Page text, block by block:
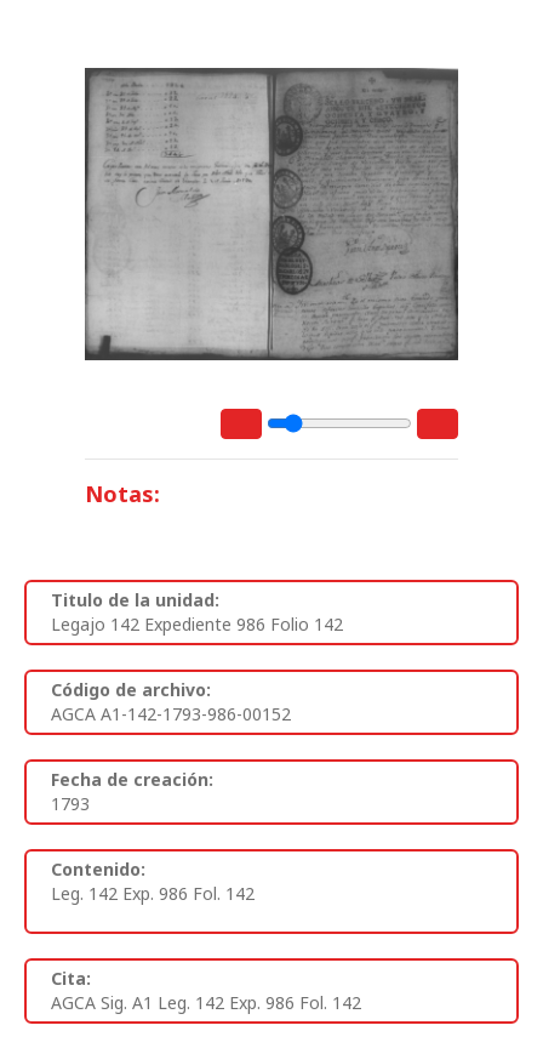
Notas:
Titulo de la unidad:
Legajo 142 Expediente 986 Folio 142
Código de archivo:
AGCA A1-142-1793-986-00152
Fecha de creación:
1793
Contenido:
Leg. 142 Exp. 986 Fol. 142
Cita:
AGCA Sig. A1 Leg. 142 Exp. 986 Fol. 142